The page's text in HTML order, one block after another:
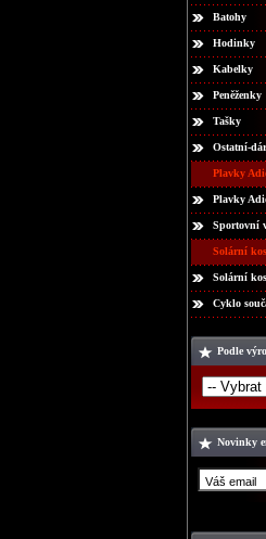
Batohy
Hodinky
Kabelky
Peněženky
Tašky
Ostatní-
Plavky
Plavky
Sportovní
Solární
Solární
Cyklo
Podle
Novinky